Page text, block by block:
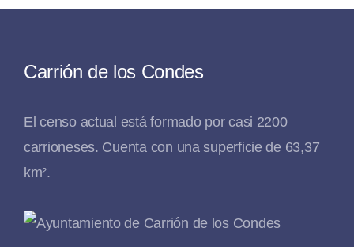
Carrión de los Condes
El censo actual está formado por casi 2200
carrioneses. Cuenta con una superficie de 63,37
km².